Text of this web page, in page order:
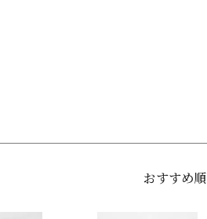
おすすめ順